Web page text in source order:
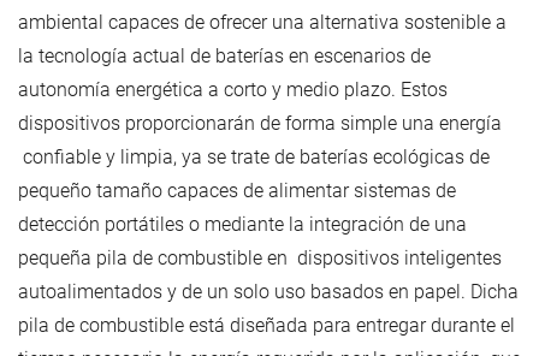
ambiental capaces de ofrecer una alternativa sostenible a
la tecnología actual de baterías en escenarios de
autonomía energética a corto y medio plazo. Estos
dispositivos proporcionarán de forma simple una energía
confiable y limpia, ya se trate de baterías ecológicas de
pequeño tamaño capaces de alimentar sistemas de
detección portátiles o mediante la integración de una
pequeña pila de combustible en dispositivos inteligentes
autoalimentados y de un solo uso basados en papel. Dicha
pila de combustible está diseñada para entregar durante el